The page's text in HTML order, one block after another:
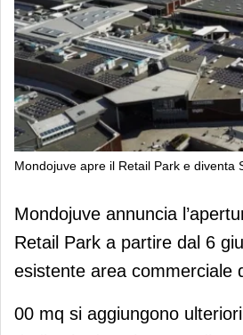
Mondojuve apre il Retail Park e diventa
Mondojuve apre il
diventa Shopping
Mondojuve annuncia
Retail Park a partire dal 6
esistente area commerciale
00 mq si aggiungono